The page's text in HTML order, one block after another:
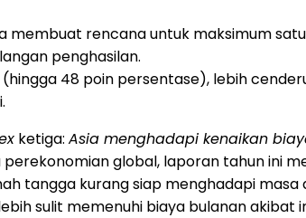
membuat rencana untuk maksimum
penghasilan.
48 poin persentase), lebih
ketiga: Asia menghadapi kenaikan
global, laporan tahun ini
tangga kurang siap menghadapi masa
sulit memenuhi biaya bulanan akibat